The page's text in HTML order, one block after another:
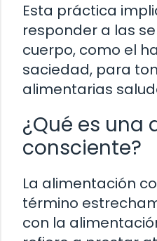
Esta práctica
responder a las
cuerpo, como el
saciedad, para
alimentarias
¿Qué es una
consciente?
La alimentación
término
con la